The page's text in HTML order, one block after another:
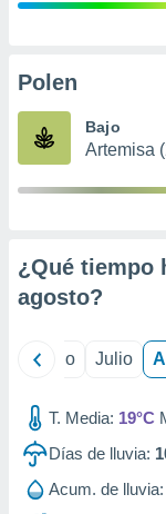
publicidad
de
Polen
Bajo
Artemisa
¿Qué tiempo
agosto?
Junio Julio
T. Media: 19°C
Días de lluvia:
Acum. de lluvia: